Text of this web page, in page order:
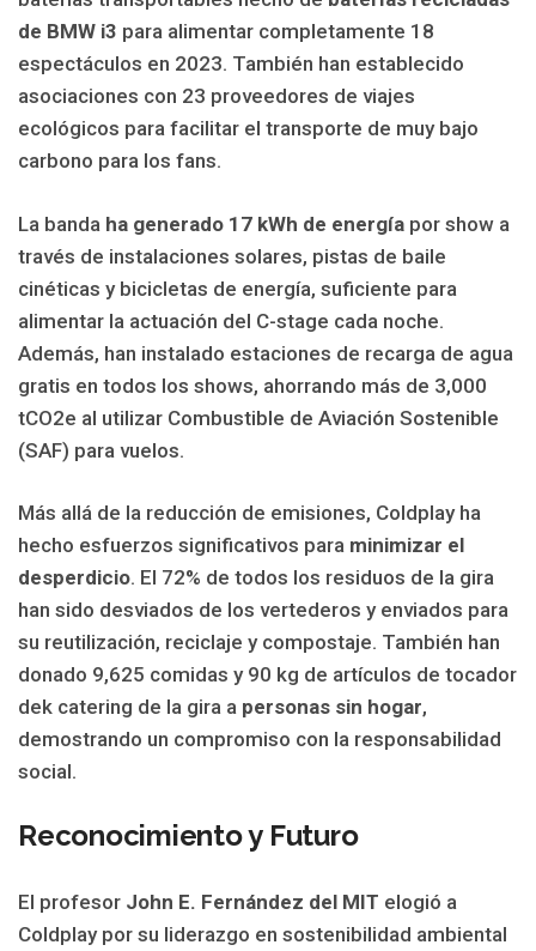
de BMW i3 para alimentar completamente 18
espectáculos en 2023. También han establecido
asociaciones con 23 proveedores de viajes
ecológicos para facilitar el transporte de muy bajo
carbono para los fans.
La banda ha generado 17 kWh de energía por show a
través de instalaciones solares, pistas de baile
cinéticas y bicicletas de energía, suficiente para
alimentar la actuación del C-stage cada noche.
Además, han instalado estaciones de recarga de agua
gratis en todos los shows, ahorrando más de 3,000
tCO2e al utilizar Combustible de Aviación Sostenible
(SAF) para vuelos.
Más allá de la reducción de emisiones, Coldplay ha
hecho esfuerzos significativos para minimizar el
desperdicio. El 72% de todos los residuos de la gira
han sido desviados de los vertederos y enviados para
su reutilización, reciclaje y compostaje. También han
donado 9,625 comidas y 90 kg de artículos de tocador
dek catering de la gira a personas sin hogar,
demostrando un compromiso con la responsabilidad
social.
Reconocimiento y Futuro
El profesor John E. Fernández del MIT elogió a
Coldplay por su liderazgo en sostenibilidad ambiental